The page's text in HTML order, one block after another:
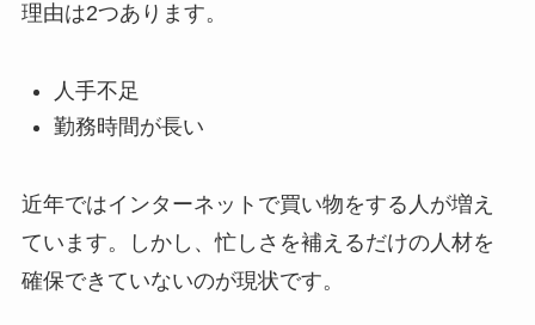
理由は2つあります。
人手不足
勤務時間が長い
近年ではインターネットで買い物をする人が増え
ています。しかし、忙しさを補えるだけの人材を
確保できていないのが現状です。